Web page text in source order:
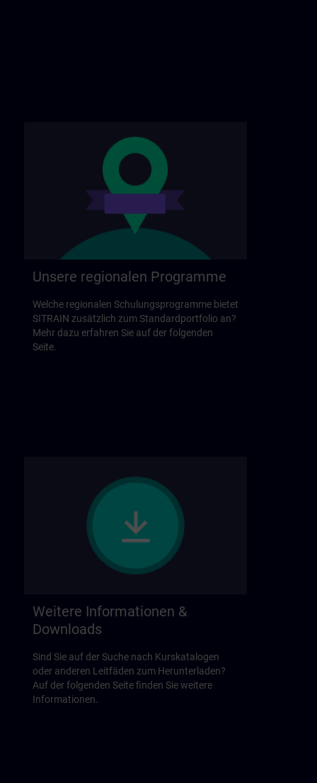
Unsere regionalen Programme
Welche regionalen Schulungsprogramme bietet
SITRAIN zusätzlich zum Standardportfolio an?
Mehr dazu erfahren Sie auf der folgenden
Seite.
Weitere Informationen &
Downloads
Sind Sie auf der Suche nach Kurskatalogen
oder anderen Leitfäden zum Herunterladen?
Auf der folgenden Seite finden Sie weitere
Informationen.